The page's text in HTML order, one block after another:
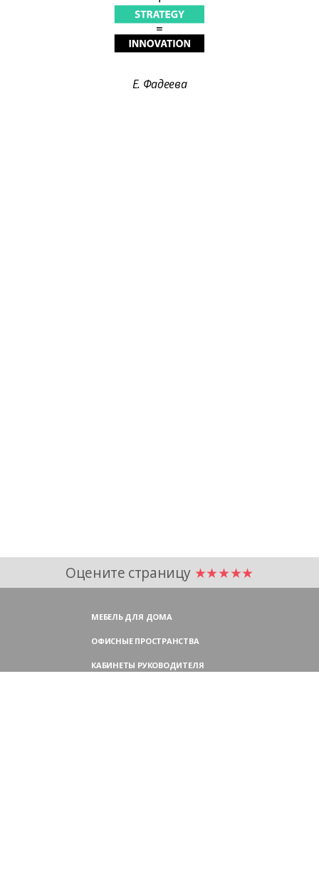
Е. Фадеева
Оцените страницу ★★★★★
МЕБЕЛЬ ДЛЯ ДОМА
ОФИСНЫЕ ПРОСТРАНСТВА
КАБИНЕТЫ РУКОВОДИТЕЛЯ